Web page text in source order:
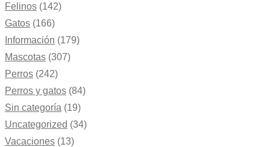
Felinos (142)
Gatos (166)
Información (179)
Mascotas (307)
Perros (242)
Perros y gatos (84)
Sin categoría (19)
Uncategorized (34)
Vacaciones (13)